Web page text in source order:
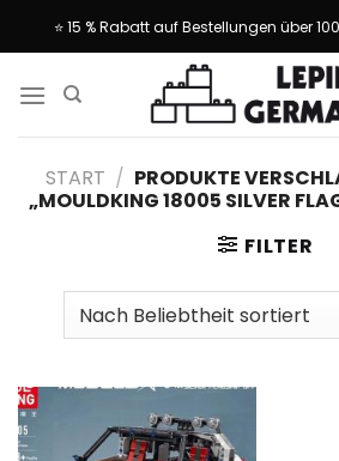
⭐ 15 % Rabatt auf Bestellungen über
START / PRODUKTE
„MOULDKING 18005 SILVER
FILTER